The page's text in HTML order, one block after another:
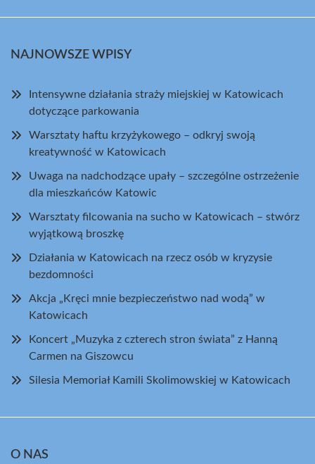
NAJNOWSZE WPISY
Intensywne działania straży miejskiej w Katowicach
dotyczące parkowania
Warsztaty haftu krzyżykowego – odkryj swoją
kreatywność w Katowicach
Uwaga na nadchodzące upały – szczególne ostrzeżenie
dla mieszkańców Katowic
Warsztaty filcowania na sucho w Katowicach – stwórz
wyjątkową broszkę
Działania w Katowicach na rzecz osób w kryzysie
bezdomności
Akcja „Kręci mnie bezpieczeństwo nad wodą” w
Katowicach
Koncert „Muzyka z czterech stron świata” z Hanną
Carmen na Giszowcu
Silesia Memoriał Kamili Skolimowskiej w Katowicach
O NAS